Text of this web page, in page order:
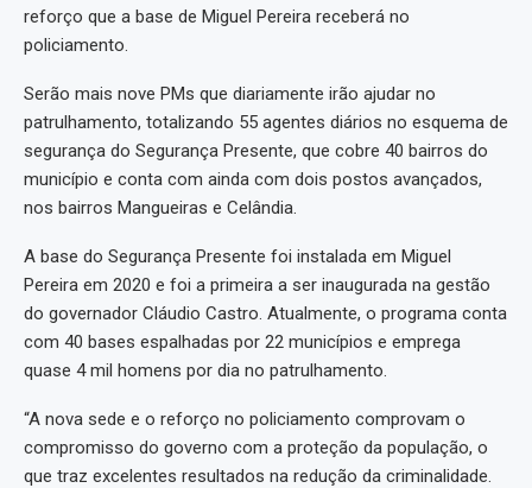
reforço que a base de Miguel Pereira receberá no
policiamento.
Serão mais nove PMs que diariamente irão ajudar no
patrulhamento, totalizando 55 agentes diários no esquema de
segurança do Segurança Presente, que cobre 40 bairros do
município e conta com ainda com dois postos avançados,
nos bairros Mangueiras e Celândia.
A base do Segurança Presente foi instalada em Miguel
Pereira em 2020 e foi a primeira a ser inaugurada na gestão
do governador Cláudio Castro. Atualmente, o programa conta
com 40 bases espalhadas por 22 municípios e emprega
quase 4 mil homens por dia no patrulhamento.
“A nova sede e o reforço no policiamento comprovam o
compromisso do governo com a proteção da população, o
que traz excelentes resultados na redução da criminalidade.